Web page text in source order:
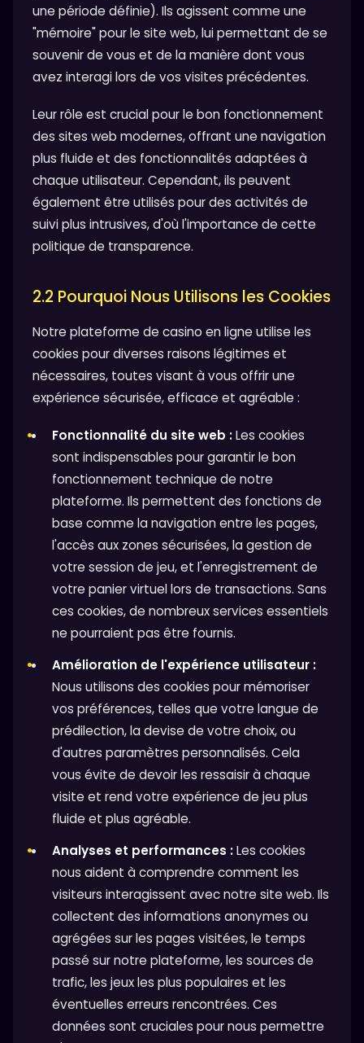
une période définie). Ils agissent comme une
"mémoire" pour le site web, lui permettant de se
souvenir de vous et de la manière dont vous
avez interagi lors de vos visites précédentes.
Leur rôle est crucial pour le bon fonctionnement
des sites web modernes, offrant une navigation
plus fluide et des fonctionnalités adaptées à
chaque utilisateur. Cependant, ils peuvent
également être utilisés pour des activités de
suivi plus intrusives, d'où l'importance de cette
politique de transparence.
2.2 Pourquoi Nous Utilisons les Cookies
Notre plateforme de casino en ligne utilise les
cookies pour diverses raisons légitimes et
nécessaires, toutes visant à vous offrir une
expérience sécurisée, efficace et agréable :
Fonctionnalité du site web :Les cookies
sont indispensables pour garantir le bon
fonctionnement technique de notre
plateforme. Ils permettent des fonctions de
base comme la navigation entre les pages,
l'accès aux zones sécurisées, la gestion de
votre session de jeu, et l'enregistrement de
votre panier virtuel lors de transactions. Sans
ces cookies, de nombreux services essentiels
ne pourraient pas être fournis.
Amélioration de l'expérience utilisateur :
Nous utilisons des cookies pour mémoriser
vos préférences, telles que votre langue de
prédilection, la devise de votre choix, ou
d'autres paramètres personnalisés. Cela
vous évite de devoir les ressaisir à chaque
visite et rend votre expérience de jeu plus
fluide et plus agréable.
Analyses et performances :Les cookies
nous aident à comprendre comment les
visiteurs interagissent avec notre site web. Ils
collectent des informations anonymes ou
agrégées sur les pages visitées, le temps
passé sur notre plateforme, les sources de
trafic, les jeux les plus populaires et les
éventuelles erreurs rencontrées. Ces
données sont cruciales pour nous permettre